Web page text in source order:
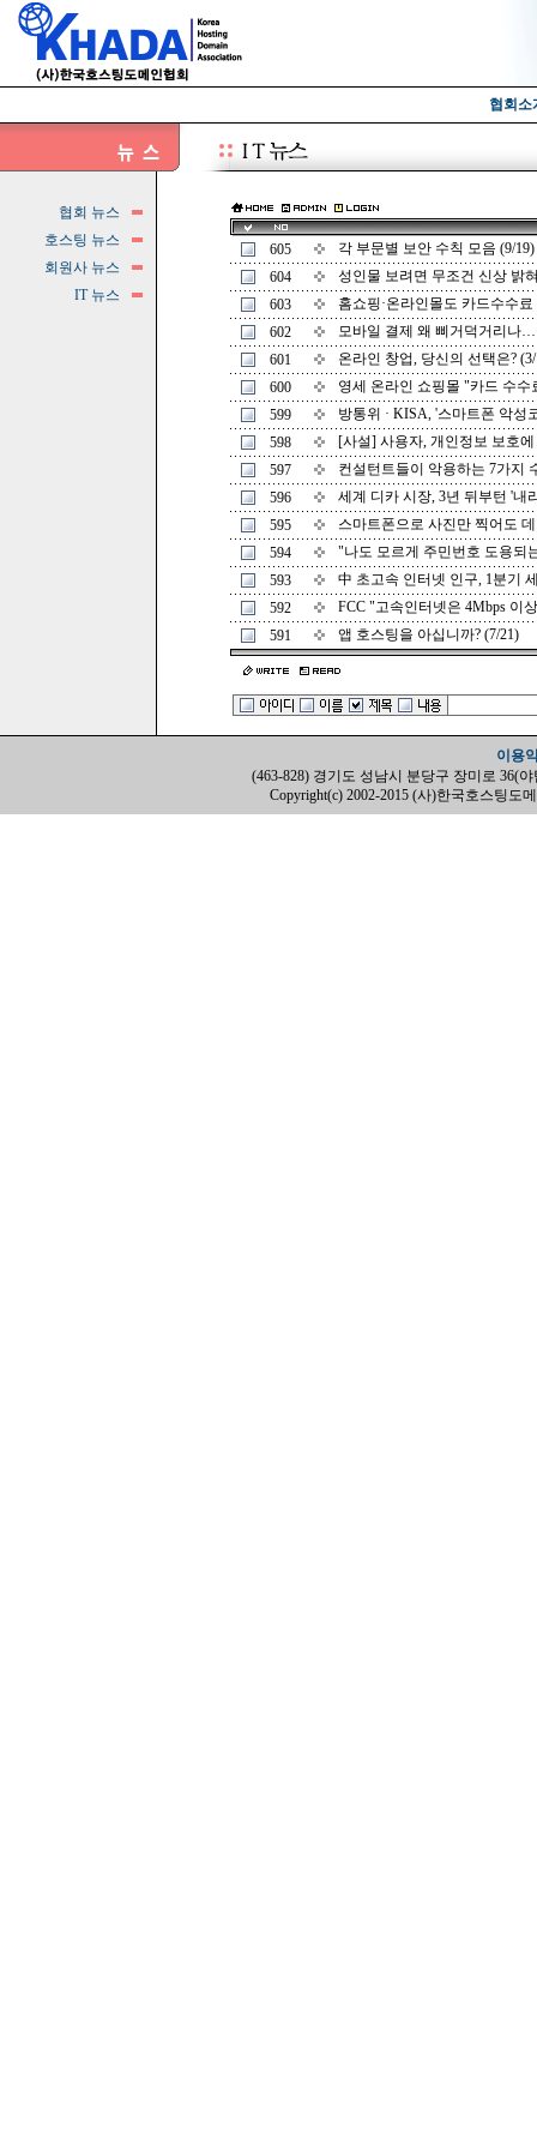
협회소
협회 뉴스
호스팅 뉴스
회원사 뉴스
IT 뉴스
605
각 부문별 보안 수칙 모음 (9/19)
604
성인물 보려면 무조건 신상 밝
603
홈쇼핑·온라인몰도 카드수수
602
모바일 결제 왜 삐거덕거리나…
601
온라인 창업, 당신의 선택은?
600
영세 온라인 쇼핑몰 "카드 수
599
방통위 · KISA, '스마트폰 악성
598
[사설] 사용자, 개인정보 보호
597
컨설턴트들이 악용하는 7가지
596
세계 디카 시장, 3년 뒤부턴 '내
595
스마트폰으로 사진만 찍어도
594
"나도 모르게 주민번호 도용되
593
中 초고속 인터넷 인구, 1분기
592
FCC "고속인터넷은 4Mbps 이
591
앱 호스팅을 아십니까? (7/21)
이용
(463-828) 경기도 성남시 분당구 장미로 36(
Copyright(c) 2002-2015 (사)한국호스팅도